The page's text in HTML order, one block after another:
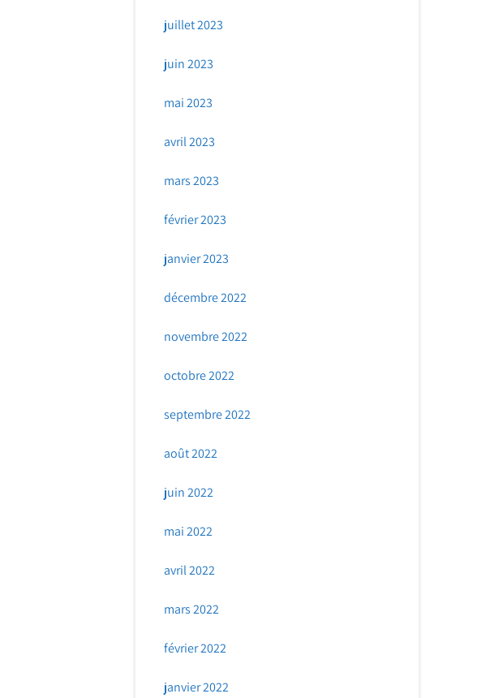
juillet 2023
juin 2023
mai 2023
avril 2023
mars 2023
février 2023
janvier 2023
décembre 2022
novembre 2022
octobre 2022
septembre 2022
août 2022
juin 2022
mai 2022
avril 2022
mars 2022
février 2022
janvier 2022